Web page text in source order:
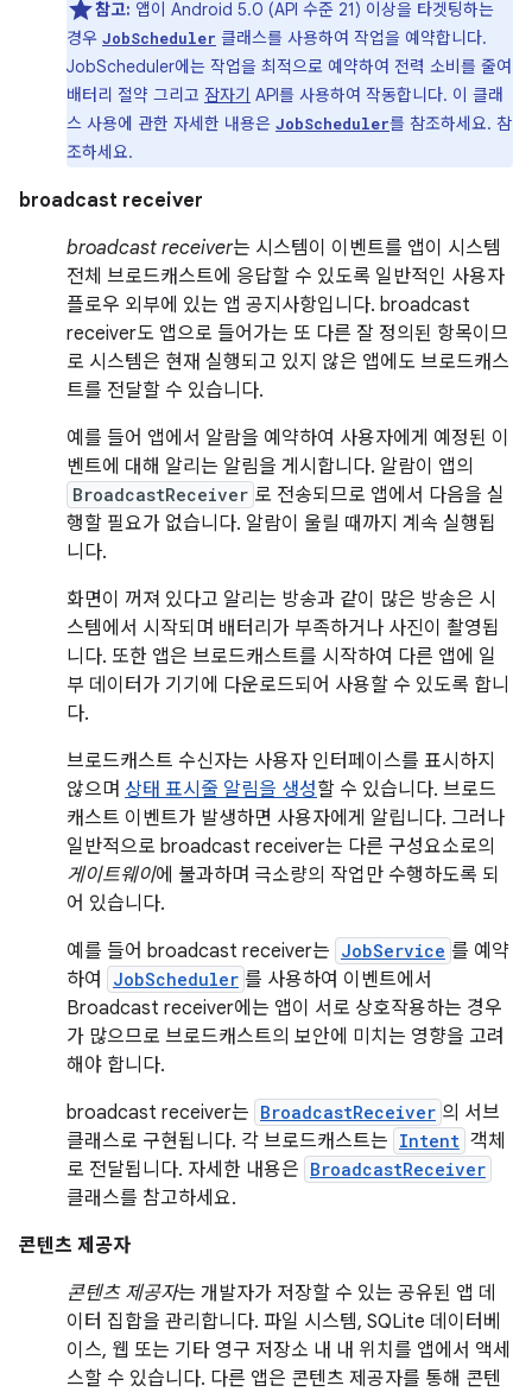
참고: 앱이 Android 5.0 (API 수준 21) 이상을 타겟팅하는
경우 JobScheduler 클래스를 사용하여 작업을 예약합니다.
JobScheduler에는 작업을 최적으로 예약하여 전력 소비를 줄여
배터리 절약 그리고 잠자기 API를 사용하여 작동합니다. 이 클래
스 사용에 관한 자세한 내용은 JobScheduler를 참조하세요. 참
조하세요.
broadcast receiver
broadcast receiver는 시스템이 이벤트를 앱이 시스템
전체 브로드캐스트에 응답할 수 있도록 일반적인 사용자
플로우 외부에 있는 앱 공지사항입니다. broadcast
receiver도 앱으로 들어가는 또 다른 잘 정의된 항목이므
로 시스템은 현재 실행되고 있지 않은 앱에도 브로드캐스
트를 전달할 수 있습니다.
예를 들어 앱에서 알람을 예약하여 사용자에게 예정된 이
벤트에 대해 알리는 알림을 게시합니다. 알람이 앱의
BroadcastReceiver 로 전송되므로 앱에서 다음을 실
행할 필요가 없습니다. 알람이 울릴 때까지 계속 실행됩
니다.
화면이 꺼져 있다고 알리는 방송과 같이 많은 방송은 시
스템에서 시작되며 배터리가 부족하거나 사진이 촬영됩
니다. 또한 앱은 브로드캐스트를 시작하여 다른 앱에 일
부 데이터가 기기에 다운로드되어 사용할 수 있도록 합니
다.
브로드캐스트 수신자는 사용자 인터페이스를 표시하지
않으며 상태 표시줄 알림을 생성할 수 있습니다. 브로드
캐스트 이벤트가 발생하면 사용자에게 알립니다. 그러나
일반적으로 broadcast receiver는 다른 구성요소로의
게이트웨이에 불과하며 극소량의 작업만 수행하도록 되
어 있습니다.
예를 들어 broadcast receiver는 JobService 를 예약
하여
JobScheduler 를 사용하여 이벤트에서
Broadcast receiver에는 앱이 서로 상호작용하는 경우
가 많으므로 브로드캐스트의 보안에 미치는 영향을 고려
해야 합니다.
broadcast receiver는 BroadcastReceiver 의 서브
클래스로 구현됩니다. 각 브로드캐스트는 Intent 객체
로 전달됩니다. 자세한 내용은 BroadcastReceiver
클래스를 참고하세요.
콘텐츠 제공자
콘텐츠 제공자는 개발자가 저장할 수 있는 공유된 앱 데
이터 집합을 관리합니다. 파일 시스템, SQLite 데이터베
이스, 웹 또는 기타 영구 저장소 내 내 위치를 앱에서 액세
스할 수 있습니다. 다른 앱은 콘텐츠 제공자를 통해 콘텐